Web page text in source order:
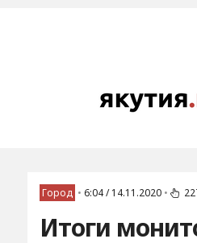
Город • 6:04 / 14.11.2020 •
Итоги